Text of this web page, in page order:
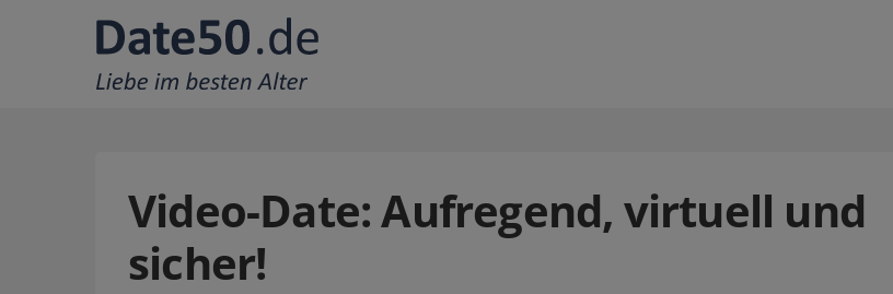
Video-Date: Aufregend, virtuell und
sicher!